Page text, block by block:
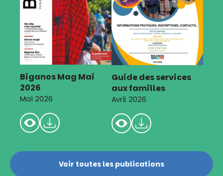
Biganos Mag Mai
2026
Mai 2026
Guide des services
aux familles
Avril 2026
Voir toutes les publications